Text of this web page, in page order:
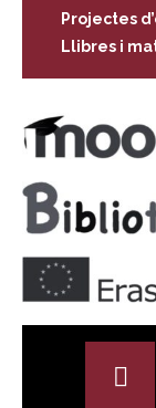
Projectes
Llibres i